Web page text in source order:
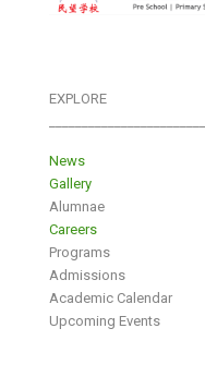
EXPLORE
News
Gallery
Alumnae
Careers
Programs
Admissions
Academic Calendar
Upcoming Events